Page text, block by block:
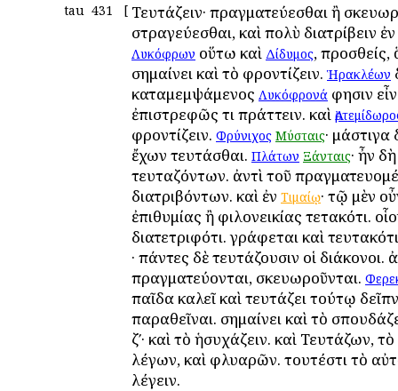
tau 431 [ Τευτάζειν· πραγματεύεσθαι ἢ
στραγεύεσθαι, καὶ πολὺ διατρίβειν
Λυκόφρων οὕτω καὶ Δίδυμος, προσθείς,
σημαίνει καὶ τὸ φροντίζειν. Ἡρακλέων
καταμεμψάμενος Λυκόφρονά φησιν
ἐπιστρεφῶς τι πράττειν. καὶ
φροντίζειν. Φρύνιχος Μύσταις· μάστιγα
ἔχων τευτάσθαι. Πλάτων Ξάνταις· ἦν
τευταζόντων. ἀντὶ τοῦ
διατριβόντων. καὶ ἐν Τιμαίῳ· τῷ μὲν
ἐπιθυμίας ἢ φιλονεικίας τετακότι.
διατετριφότι. γράφεται καὶ
· πάντες δὲ τευτάζουσιν οἱ διάκονοι.
πραγματεύονται, σκευωροῦνται.
παῖδα καλεῖ καὶ τευτάζει τούτῳ
παραθεῖναι. σημαίνει καὶ τὸ
ζʹ· καὶ τὸ ἡσυχάζειν. καὶ Τευτάζων,
λέγων, καὶ φλυαρῶν. τουτέστι τὸ
λέγειν.